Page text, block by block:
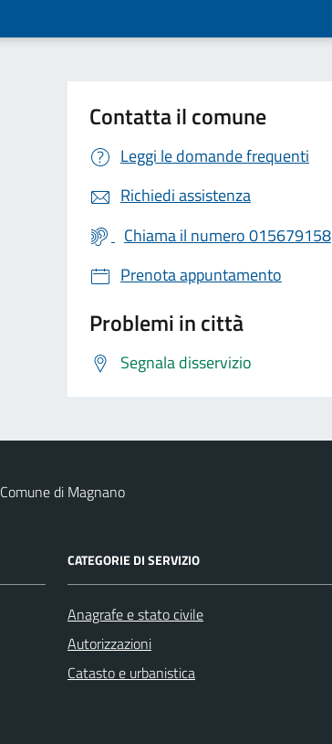
Contatta il comune
Leggi le domande frequenti
Richiedi assistenza
Chiama il numero 015679158
Prenota appuntamento
Problemi in città
Segnala disservizio
Comune di Magnano
CATEGORIE DI SERVIZIO
Anagrafe e stato civile
Autorizzazioni
Catasto e urbanistica